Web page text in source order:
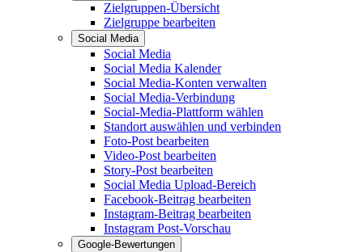
Zielgruppen-Übersicht
Zielgruppe bearbeiten
Social Media
Social Media
Social Media Kalender
Social Media-Konten verwalten
Social Media-Verbindung
Social-Media-Plattform wählen
Standort auswählen und verbinden
Foto-Post bearbeiten
Video-Post bearbeiten
Story-Post bearbeiten
Social Media Upload-Bereich
Facebook-Beitrag bearbeiten
Instagram-Beitrag bearbeiten
Instagram Post-Vorschau
Google-Bewertungen